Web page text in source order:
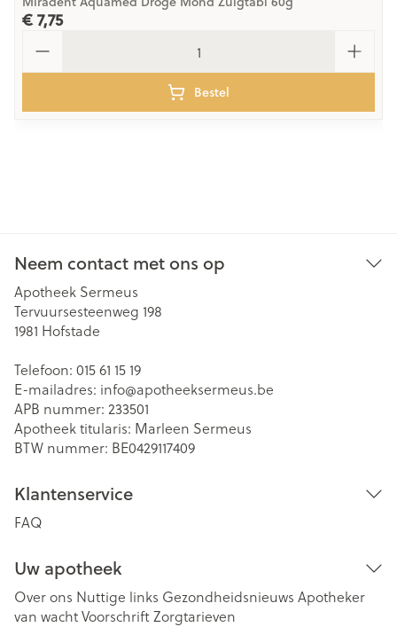
€ 7,75
Bestel
Neem contact met ons op
Apotheek Sermeus
Tervuursesteenweg 198
1981 Hofstade
Telefoon: 015 61 15 19
E-mailadres: info@apotheeksermeus.be
APB nummer: 233501
Apotheek titularis: Marleen Sermeus
BTW nummer: BE0429117409
Klantenservice
FAQ
Uw apotheek
Over ons Nuttige links Gezondheidsnieuws Apotheker
van wachtVoorschriftZorgtarieven